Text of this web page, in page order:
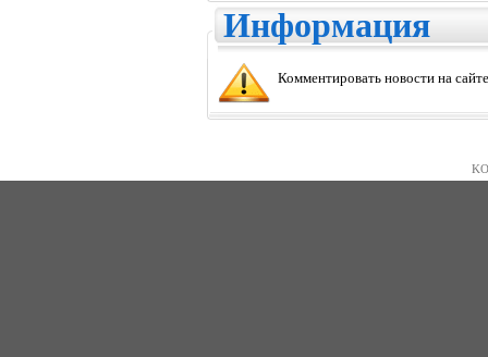
Информация
Комментировать новости на